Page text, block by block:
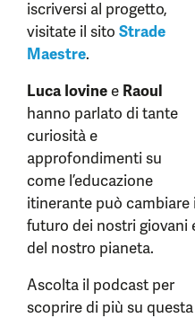
iscriversi al progetto,
visitate il sito Strade
Maestre.
Luca Iovinee Raoul
hanno parlato di tante
curiosità e
approfondimenti su
come l’educazione
itinerante può cambiare
futuro dei nostri giovani
del nostro pianeta.
Ascolta il podcast per
scoprire di più su questa